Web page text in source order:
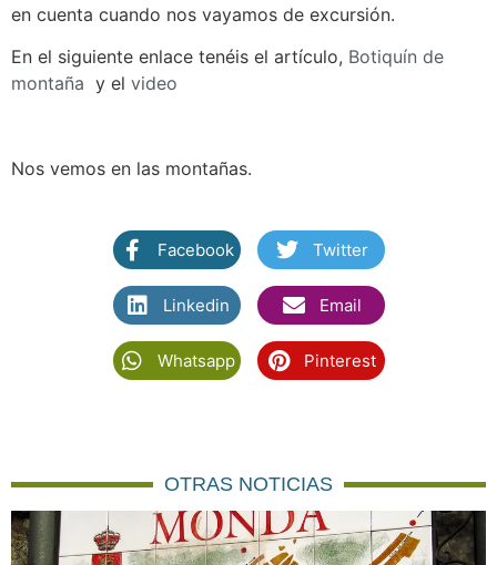
en cuenta cuando nos vayamos de excursión.
En el siguiente enlace tenéis el artículo, Botiquín de
montaña y el video
Nos vemos en las montañas.
Facebook Twitter
Linkedin Email
Whatsapp Pinterest
OTRAS NOTICIAS